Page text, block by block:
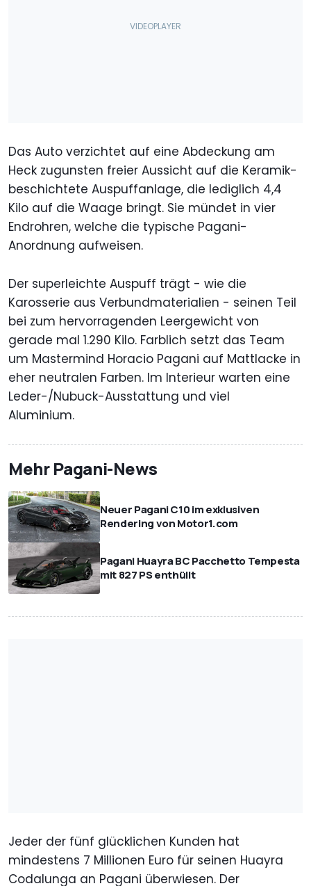
Das Auto verzichtet auf eine Abdeckung am
Heck zugunsten freier Aussicht auf die Keramik-
beschichtete Auspuffanlage, die lediglich 4,4
Kilo auf die Waage bringt. Sie mündet in vier
Endrohren, welche die typische Pagani-
Anordnung aufweisen.
Der superleichte Auspuff trägt - wie die
Karosserie aus Verbundmaterialien - seinen Teil
bei zum hervorragenden Leergewicht von
gerade mal 1.290 Kilo. Farblich setzt das Team
um Mastermind Horacio Pagani auf Mattlacke in
eher neutralen Farben. Im Interieur warten eine
Leder-/Nubuck-Ausstattung und viel
Aluminium.
Mehr Pagani-News
Neuer Pagani C10 im exklusiven
Rendering von Motor1.com
Pagani Huayra BC Pacchetto Tempesta
mit 827 PS enthüllt
Jeder der fünf glücklichen Kunden hat
mindestens 7 Millionen Euro für seinen Huayra
Codalunga an Pagani überwiesen. Der